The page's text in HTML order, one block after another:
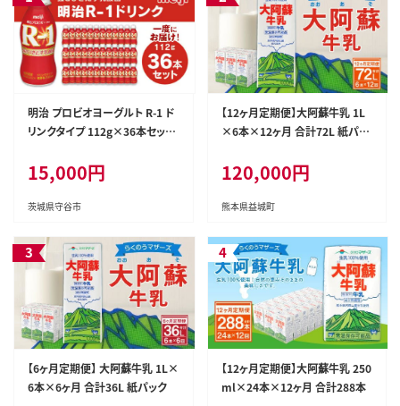
明治 プロビオヨーグルト R-1 ド
リンクタイプ 112g×36本セット
15,000円
茨城県守谷市
【12ヶ月定期便】大阿蘇牛乳 1L
×6本×12ヶ月 合計72L 紙パッ
120,000円
熊本県益城町
【6ヶ月定期便】 大阿蘇牛乳 1L×
6本×6ヶ月 合計36L 紙パック
【12ヶ月定期便】大阿蘇牛乳 250
ml×24本×12ヶ月 合計288本